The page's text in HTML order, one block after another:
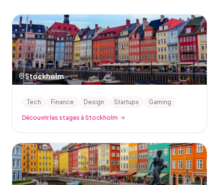
Stockholm
Tech Finance Design Startups Gaming
Découvrir les stages à Stockholm